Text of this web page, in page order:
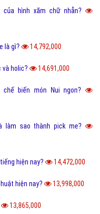
hình xăm chữ nhẫn?
là gì? 14,792,000
và holic? 14,691,000
biến món Nui ngon?
làm sao thành pick me?
hiện nay? 14,472,000
hiện nay? 13,998,000
13,865,000